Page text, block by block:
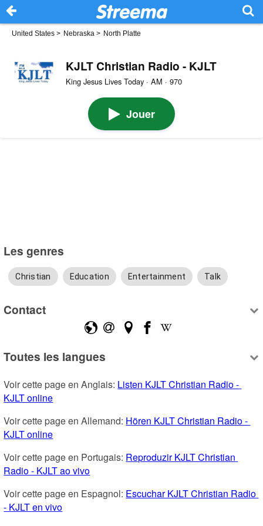
United States > Nebraska > North Platte
KJLT Christian Radio - KJLT
King Jesus Lives Today · AM · 970
Jouer
Les genres
Christian Education Entertainment Talk
Contact
Toutes les langues
Voir cette page en Anglais: Listen KJLT Christian Radio -
KJLT online
Voir cette page en Allemand: Hören KJLT Christian Radio -
KJLT online
Voir cette page en Portugais: Reproduzir KJLT Christian
Radio - KJLT ao vivo
Voir cette page en Espagnol: Escuchar KJLT Christian Radio
- KJLT en vivo